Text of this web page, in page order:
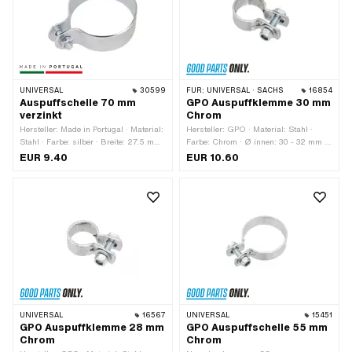
Lochabstand: 50 mm
UNIVERSAL 30599
Auspuffschelle 70 mm
verzinkt
Hersteller: Made in Portugal · Material:
Stahl · Farbe: silber · Breite: 27.5 mm
· Ø innen: 67 - 70 mm ·
EUR 9.40
FÜR: UNIVERSAL · SACHS 16854
GPO Auspuffklemme 30 mm
Chrom
Hersteller: GPO · Material: Stahl ·
Farbe: Chrom · Ø innen: 30 - 32 mm ·
Befestigungsart: Schrauben & Muttern
EUR 10.60
UNIVERSAL 16567
GPO Auspuffklemme 28 mm
Chrom
UNIVERSAL 15451
GPO Auspuffschelle 55 mm
Chrom